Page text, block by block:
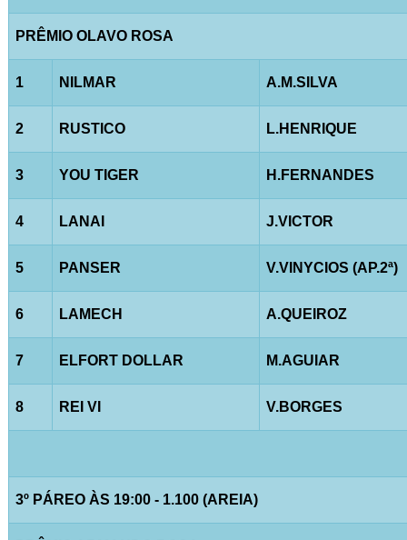
PRÊMIO OLAVO ROSA
1 NILMAR A.M.SILVA
2 RUSTICO L.HENRIQUE
3 YOU TIGER H.FERNANDES
4 LANAI J.VICTOR
5 PANSER V.VINYCIOS (AP.2ª)
6 LAMECH A.QUEIROZ
7 ELFORT DOLLAR M.AGUIAR
8 REI VI V.BORGES
3º PÁREO ÀS 19:00 - 1.100 (AREIA)